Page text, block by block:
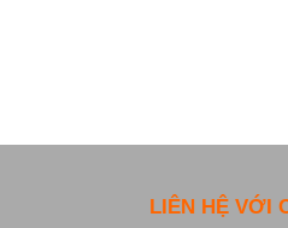
LIÊN HỆ VỚI